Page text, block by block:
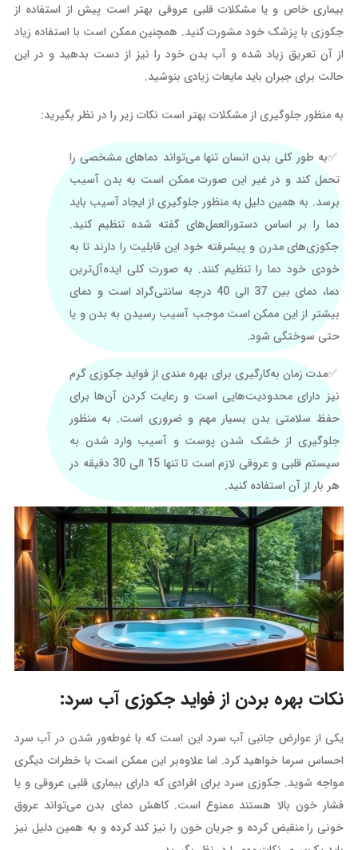
بیماری خاص و یا مشکلات قلبی عروقی بهتر است پیش از استفاده از
جکوزی با پزشک خود مشورت کنید. همچنین ممکن است با استفاده زیاد
از آن تعریق زیاد شده و آب بدن خود را نیز از دست بدهید و در این
حالت برای جبران باید مایعات زیادی بنوشید‌.
به منظور جلوگیری از مشکلات بهتر است نکات زیر را در نظر بگیرید:
به طور کلی بدن انسان تنها می‌تواند دماهای مشخصی را
تحمل کند و در غیر این صورت ممکن است به بدن آسیب
برسد. به همین دلیل به منظور جلوگیری از ایجاد آسیب باید
دما را بر اساس دستورالعمل‌های گفته شده تنظیم کنید.
جکوزی‌های مدرن و پیشرفته خود این قابلیت را دارند تا به
خودی خود دما را تنظیم کنند. به صورت کلی ایده‌آل‌ترین
دما، دمای بین 37 الی 40 درجه سانتی‌گراد است و دمای
بیشتر از این ممکن است موجب آسیب رسیدن به بدن و یا
حتی سوختگی شود.
مدت زمان به‌کارگیری برای بهره مندی از فواید جکوزی گرم
نیز دارای محدودیت‌هایی است و رعایت کردن آن‌ها برای
حفظ سلامتی بدن بسیار مهم و ضروری است. به منظور
جلوگیری از خشک شدن پوست و آسیب وارد شدن به
سیستم قلبی و عروقی لازم است تا تنها 15 الی 30 دقیقه در
هر بار از آن استفاده کنید.
نکات بهره بردن از فواید جکوزی آب سرد:
یکی از عوارض جانبی آب سرد این است که با غوطه‌ور شدن در آب سرد
احساس سرما خواهید کرد. اما علاوه‌بر این ممکن است با خطرات دیگری
مواجه شوید. جکوزی سرد برای افرادی که دارای بیماری قلبی عروقی و یا
فشار خون بالا هستند ممنوع است. کاهش دمای بدن می‌تواند عروق
خونی را منقبض کرده و جریان خون را نیز کند کرده و به همین دلیل نیز